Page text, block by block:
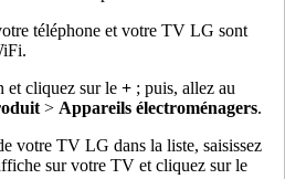
téléphone et votre TV LG sont
et cliquez sur le + ; puis, allez au
> Appareils électroménagers.
votre TV LG dans la liste, saisissez
sur votre TV et cliquez sur le